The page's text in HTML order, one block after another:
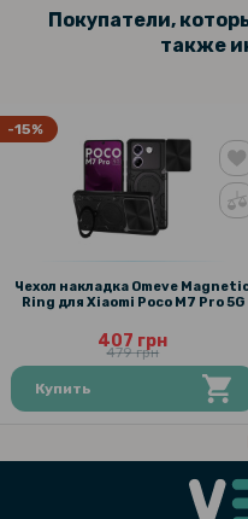
Покупатели,
также
-15%
Чехол накладка Omeve
Ring для Xiaomi Poco M7 Pro 5G
407 грн
479 грн
Купить